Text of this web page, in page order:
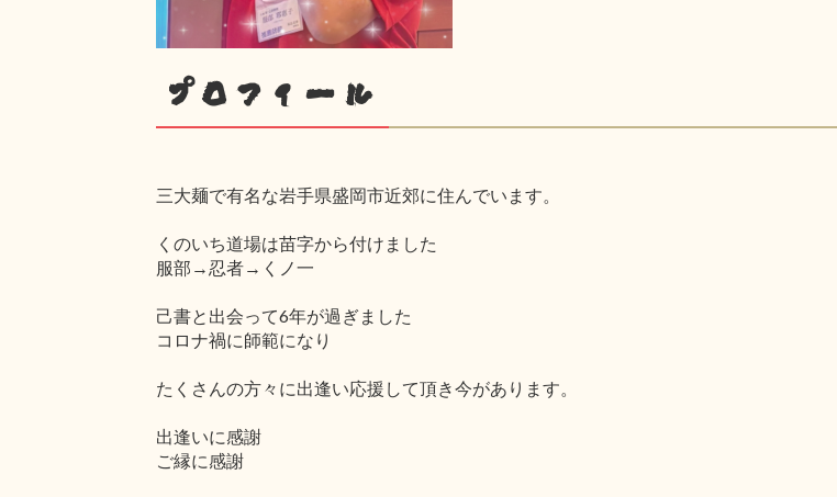
プロフィール
三大麺で有名な岩手県盛岡市近郊に住んでいます。
くのいち道場は苗字から付けました
服部→忍者→くノ一
己書と出会って6年が過ぎました
コロナ禍に師範になり
たくさんの方々に出逢い応援して頂き今があります。
出逢いに感謝
ご縁に感謝